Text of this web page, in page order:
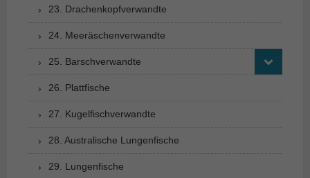
23. Drachenkopfverwandte
24. Meeräschenverwandte
25. Barschverwandte
26. Plattfische
27. Kugelfischverwandte
28. Australische Lungenfische
29. Lungenfische